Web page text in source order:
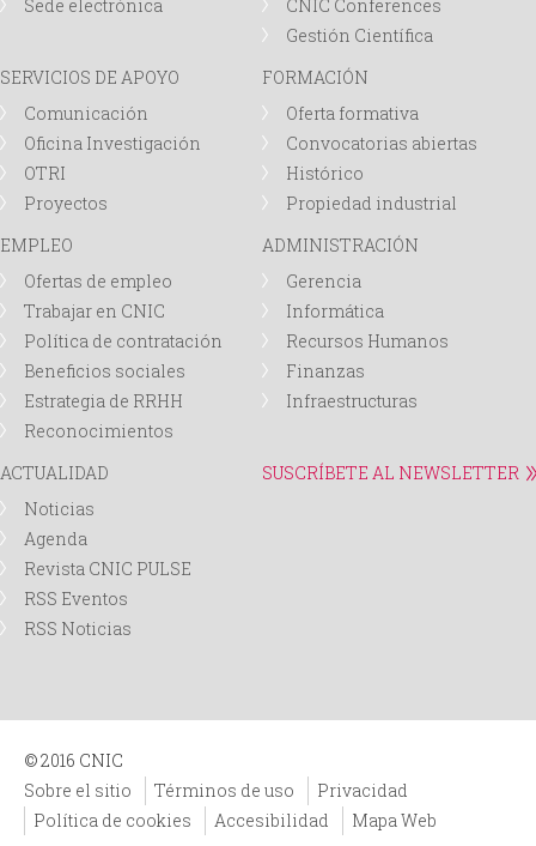
Sede electrónica
CNIC Conferences
Gestión Científica
SERVICIOS DE APOYO
Comunicación
Oficina Investigación
OTRI
Proyectos
FORMACIÓN
Oferta formativa
Convocatorias abiertas
Histórico
Propiedad industrial
EMPLEO
Ofertas de empleo
Trabajar en CNIC
Política de contratación
Beneficios sociales
Estrategia de RRHH
Reconocimientos
ADMINISTRACIÓN
Gerencia
Informática
Recursos Humanos
Finanzas
Infraestructuras
ACTUALIDAD
Noticias
Agenda
Revista CNIC PULSE
RSS Eventos
RSS Noticias
SUSCRÍBETE AL NEWSLETTER
© 2016 CNIC
Sobre el sitio
Términos de uso
Privacidad
Política de cookies
Accesibilidad Mapa Web